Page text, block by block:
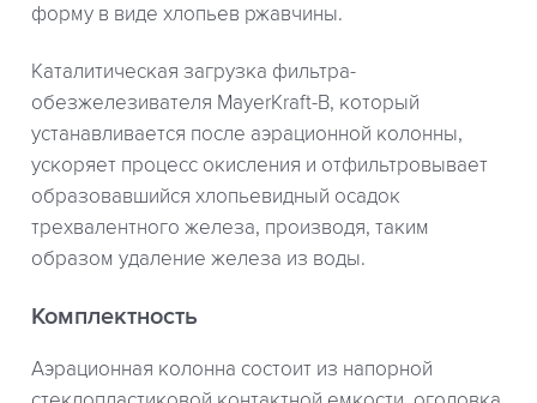
форму в виде хлопьев ржавчины.
Каталитическая загрузка фильтра-
обезжелезивателя MayerKraft-B, который
устанавливается после аэрационной колонны,
ускоряет процесс окисления и отфильтровывает
образовавшийся хлопьевидный осадок
трехвалентного железа, производя, таким
образом удаление железа из воды.
Комплектность
Аэрационная колонна состоит из напорной